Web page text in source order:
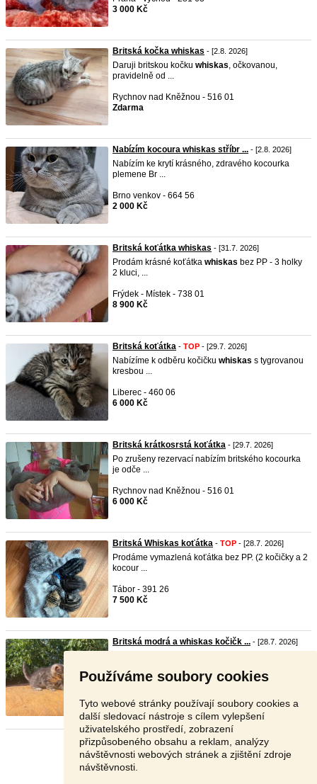
Používáme soubory cookies
Tyto webové stránky používají soubory cookies a
další sledovací nástroje s cílem vylepšení
uživatelského prostředí, zobrazení
přizpůsobeného obsahu a reklam, analýzy
návštěvnosti webových stránek a zjištění zdroje
návštěvnosti.
3 000 Kč
Britská kočka whiskas - [2.8. 2026]
Daruji britskou kočku whiskas, očkovanou,
pravidelně od ...
Rychnov nad Kněžnou - 516 01
Zdarma
Nabízím kocoura whiskas stříbr ... - [2.8. 2026]
Nabízím ke krytí krásného, zdravého kocourka
plemene Br ...
Brno venkov - 664 56
2 000 Kč
Britská koťátka whiskas - [31.7. 2026]
Prodám krásné koťátka whiskas bez PP - 3 holky
2 kluci, ...
Frýdek - Místek - 738 01
8 900 Kč
Britská koťátka - TOP - [29.7. 2026]
Nabízíme k odběru kočičku whiskas s tygrovanou
kresbou ...
Liberec - 460 06
6 000 Kč
Britská krátkosrstá koťátka - [29.7. 2026]
Po zrušeny rezervací nabízím britského kocourka
je odče ...
Rychnov nad Kněžnou - 516 01
6 000 Kč
Britská Whiskas koťátka - TOP - [28.7. 2026]
Prodáme vymazlená koťátka bez PP. (2 kočičky a 2
kocour ...
Tábor - 391 26
7 500 Kč
Britská modrá a whiskas kočičk ... - [28.7. 2026]
3 000 Kč
Stránka: 1 2 Další